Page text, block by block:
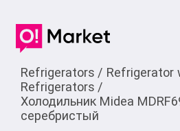
Refrigerators / Refrigerator
Refrigerators /
Холодильник Midea
серебристый